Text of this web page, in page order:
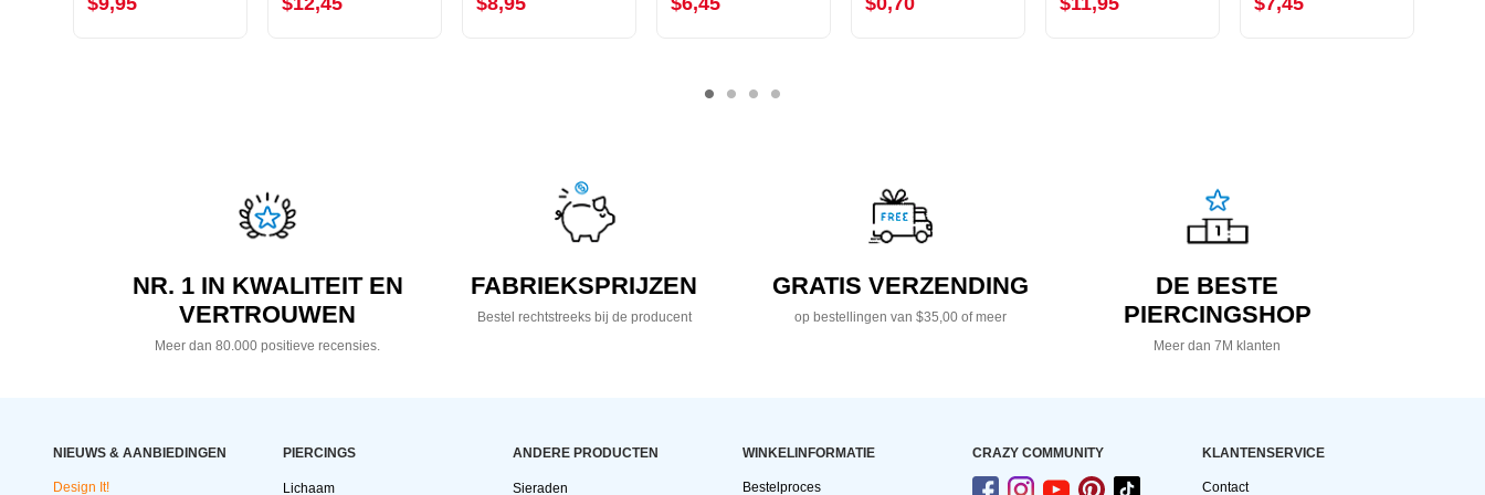
NR. 1 IN KWALITEIT EN
VERTROUWEN
Meer dan 80.000 positieve recensies.
FABRIEKSPRIJZEN
Bestel rechtstreeks bij de producent
GRATIS VERZENDING
op bestellingen van $35,00 of meer
DE BESTE
PIERCINGSHOP
Meer dan 7M klanten
NIEUWS & AANBIEDINGEN
Design It!
PIERCINGS
Lichaam
ANDERE PRODUCTEN
Sieraden
WINKELINFORMATIE
Bestelproces
CRAZY COMMUNITY KLANTENSERVICE
Contact